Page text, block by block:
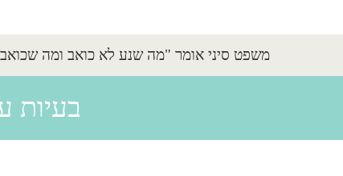
משפט סיני אומר "מה שנע לא כואב ומה
בעיות